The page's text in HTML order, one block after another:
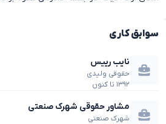
سوابق کاری
نایب رییس
حقوقی ولیدی
۱۳۹۲ تا کنون
مشاور حقوقی شهرک صنعتی
شهرک صنعتی